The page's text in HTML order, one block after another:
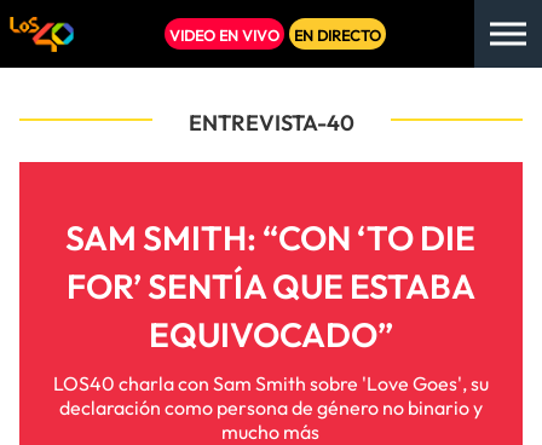
VIDEO EN VIVO EN DIRECTO
ENTREVISTA-40
SAM SMITH: “CON ‘TO DIE
FOR’ SENTÍA QUE ESTABA
EQUIVOCADO”
LOS40 charla con Sam Smith sobre 'Love Goes', su
declaración como persona de género no binario y
mucho más